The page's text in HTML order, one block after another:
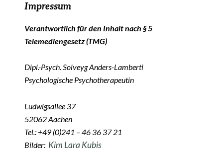
Impressum
Verantwortlich für den Inhalt nach § 5
Telemediengesetz (TMG)
Dipl.-Psych. Solveyg Anders-Lamberti
Psychologische Psychotherapeutin
Ludwigsallee 37
52062 Aachen
Tel.: +49 (0)241 – 46 36 37 21
Bilder: Kim Lara Kubis